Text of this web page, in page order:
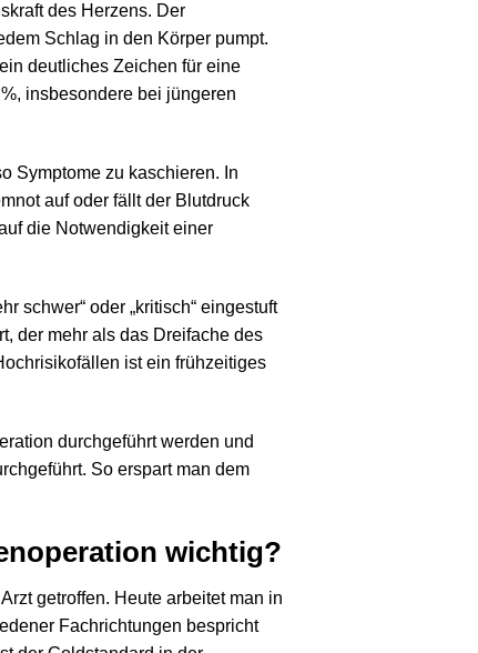
des Herzens. Der
Schlag in den Körper pumpt.
deutliches Zeichen für eine
insbesondere bei jüngeren
Symptome zu kaschieren. In
auf oder fällt der Blutdruck
die Notwendigkeit einer
schwer“ oder „kritisch“ eingestuft
der mehr als das Dreifache des
ist ein frühzeitiges
durchgeführt werden und
So erspart man dem
wichtig?
getroffen. Heute arbeitet man in
Fachrichtungen bespricht